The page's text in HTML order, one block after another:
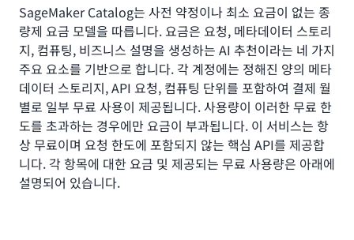
SageMaker Catalog는 사전 약정이나 최소 요금이 없는 종
량제 요금 모델을 따릅니다. 요금은 요청, 메타데이터 스토리
지, 컴퓨팅, 비즈니스 설명을 생성하는 AI 추천이라는 네 가지
주요 요소를 기반으로 합니다. 각 계정에는 정해진 양의 메타
데이터 스토리지, API 요청, 컴퓨팅 단위를 포함하여 결제 월
별로 일부 무료 사용이 제공됩니다. 사용량이 이러한 무료 한
도를 초과하는 경우에만 요금이 부과됩니다. 이 서비스는 항
상 무료이며 요청 한도에 포함되지 않는 핵심 API를 제공합
니다. 각 항목에 대한 요금 및 제공되는 무료 사용량은 아래에
설명되어 있습니다.